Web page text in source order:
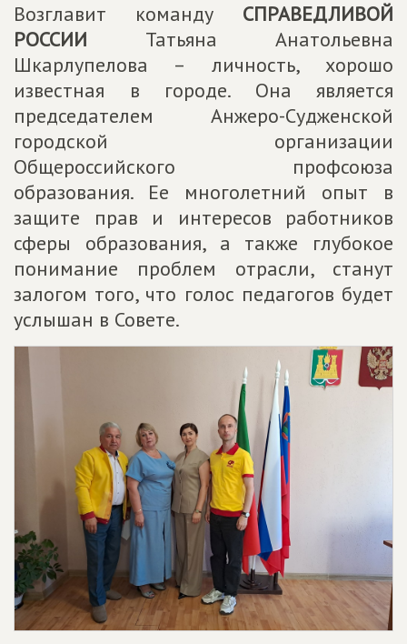
Возглавит команду СПРАВЕДЛИВОЙ
РОССИИ Татьяна Анатольевна
Шкарлупелова – личность, хорошо
известная в городе. Она является
председателем Анжеро-Судженской
городской организации
Общероссийского профсоюза
образования. Ее многолетний опыт в
защите прав и интересов работников
сферы образования, а также глубокое
понимание проблем отрасли, станут
залогом того, что голос педагогов будет
услышан в Совете.